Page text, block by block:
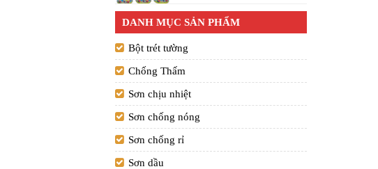
DANH MỤC SẢN PHẨM
Bột trét tường
Chống Thấm
Sơn chịu nhiệt
Sơn chống nóng
Sơn chống rỉ
Sơn dầu